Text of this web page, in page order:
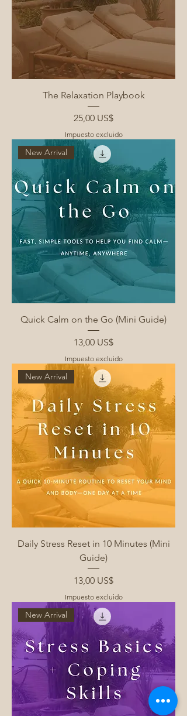
The Relaxation Playbook
Precio
25,00 US$
Impuesto excluido
New Arrival
Quick Calm on the Go (Mini Guide)
Precio
13,00 US$
Impuesto excluido
New Arrival
Daily Stress Reset in 10 Minutes (Mini
Guide)
Precio
13,00 US$
Impuesto excluido
New Arrival